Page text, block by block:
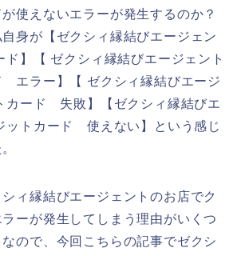
使えないエラーが発生するのか？
身が【ゼクシィ縁結びエージェン
ド】【 ゼクシィ縁結びエージェント
エラー】【 ゼクシィ縁結びエージ
カード 失敗】【ゼクシィ縁結びエ
ットカード 使えない】という感じ
ィ縁結びエージェントのお店でク
ーが発生してしまう理由がいくつ
ので、今回こちらの記事でゼクシ